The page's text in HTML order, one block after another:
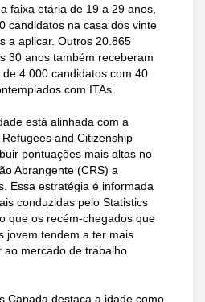
faixa etária de 19 a 29 anos,
candidatos na casa dos vinte
a aplicar. Outros 20.865
30 anos também receberam
de 4.000 candidatos com 40
com ITAs.
está alinhada com a
and Citizenship
pontuações mais altas no
Abrangente (CRS) a
Essa estratégia é informada
conduzidas pelo Statistics
que os recém-chegados que
jovem tendem a ter mais
ao mercado de trabalho
Canada destaca a idade como